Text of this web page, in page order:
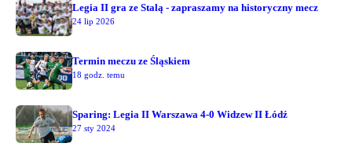
Legia II gra ze Stalą - zapraszamy na historyczny mecz
24 lip 2026
Termin meczu ze Śląskiem
18 godz. temu
Sparing: Legia II Warszawa 4-0 Widzew II Łódź
27 sty 2024